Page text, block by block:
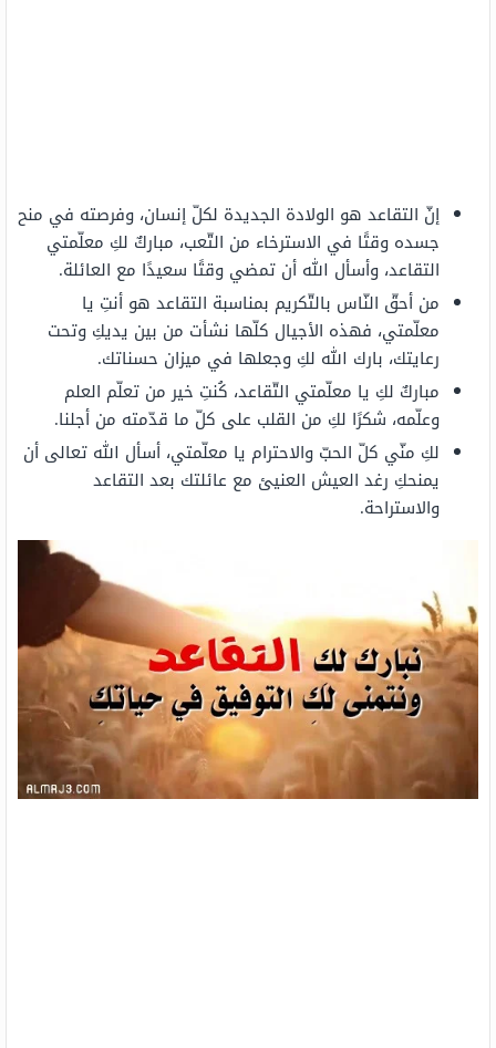
إنّ التقاعد هو الولادة الجديدة لكلّ إنسان، وفرصته في منح
جسده وقتًا في الاسترخاء من التّعب، مباركٌ لكِ معلّمتي
التقاعد، وأسأل الله أن تمضي وقتًا سعيدًا مع العائلة.
من أحقّ النّاس بالتّكريم بمناسبة التقاعد هو أنتِ يا
معلّمتي، فهذه الأجيال كلّها نشأت من بين يديكِ وتحت
رعايتك، بارك الله لكِ وجعلها في ميزان حسناتك.
مباركٌ لكِ يا معلّمتي التّقاعد، كُنتِ خير من تعلّم العلم
وعلّمه، شكرًا لكِ من القلب على كلّ ما قدّمته من أجلنا.
لكِ منّي كلّ الحبّ والاحترام يا معلّمتي، أسأل الله تعالى أن
يمنحكِ رغد العيش العنيئ مع عائلتك بعد التقاعد
والاستراحة.